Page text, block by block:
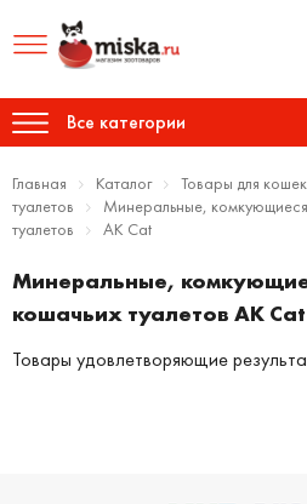
Все категории
Главная Каталог Товары для кошек
туалетов
Минеральные,
туалетов
AK Cat
Минеральные,
кошачьих туалетов AK Cat
Товары удовлетворяющие